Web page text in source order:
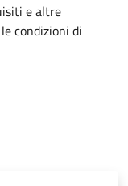
e altre
condizioni di